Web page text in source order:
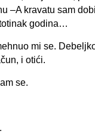
–A kravatu sam
godina…
mi se.
i otići.
se.